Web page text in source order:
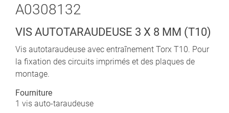
A0308132
VIS AUTOTARAUDEUSE 3 X 8 MM (T10)
Vis autotaraudeuse avec entraînement Torx T10. Pour
la fixation des circuits imprimés et des plaques de
montage.
Fourniture
1 vis auto-taraudeuse